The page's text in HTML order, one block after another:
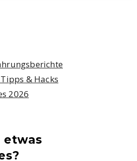
& Hacks
2026
etwas